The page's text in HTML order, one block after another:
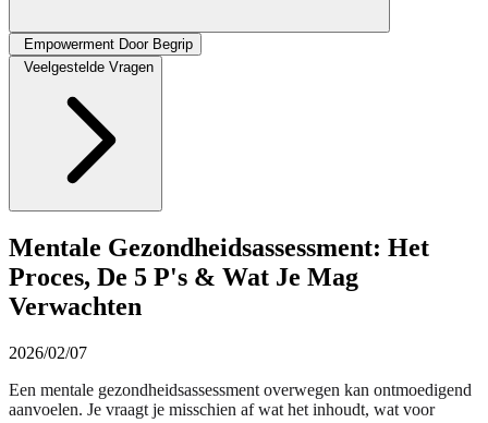
Empowerment Door Begrip
Veelgestelde Vragen
Mentale Gezondheidsassessment: Het
Proces, De 5 P's & Wat Je Mag
Verwachten
2026/02/07
Een mentale gezondheidsassessment overwegen kan ontmoedigend
aanvoelen. Je vraagt je misschien af wat het inhoudt, wat voor